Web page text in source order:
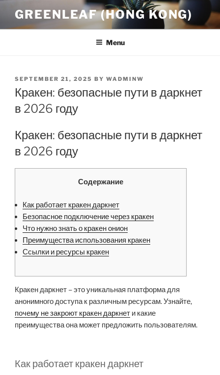
content
GREENLEAF (HONG KONG)
Menu
POSTED
ON
SEPTEMBER 21, 2025 BY WADMINW
Кракен: безопасные пути в даркнет
в 2026 году
Кракен: безопасные пути в даркнет
в 2026 году
Содержание
Как работает кракен даркнет
Безопасное подключение через кракен
Что нужно знать о кракен онион
Преимущества использования кракен
Ссылки и ресурсы кракен
Кракен даркнет – это уникальная платформа для
анонимного доступа к различным ресурсам. Узнайте,
почему не закроют кракен даркнет и какие
преимущества она может предложить пользователям.
Как работает кракен даркнет